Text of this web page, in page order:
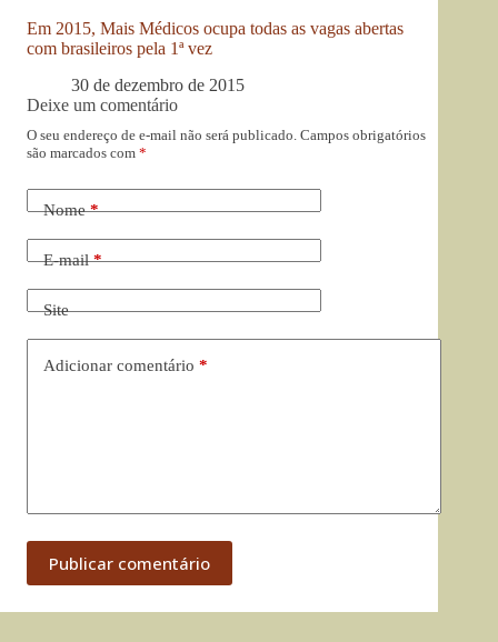
Em 2015, Mais Médicos ocupa todas as vagas abertas
com brasileiros pela 1ª vez
30 de dezembro de 2015
Deixe um comentário
O seu endereço de e-mail não será publicado. Campos obrigatórios
são marcados com *
Nome*
E-mail*
Site
Adicionar comentário *
Publicar comentário